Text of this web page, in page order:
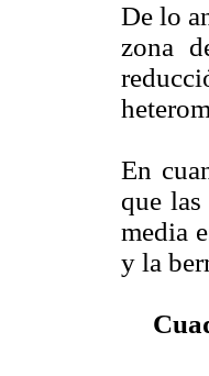
De lo
zona
En
que
media
y la